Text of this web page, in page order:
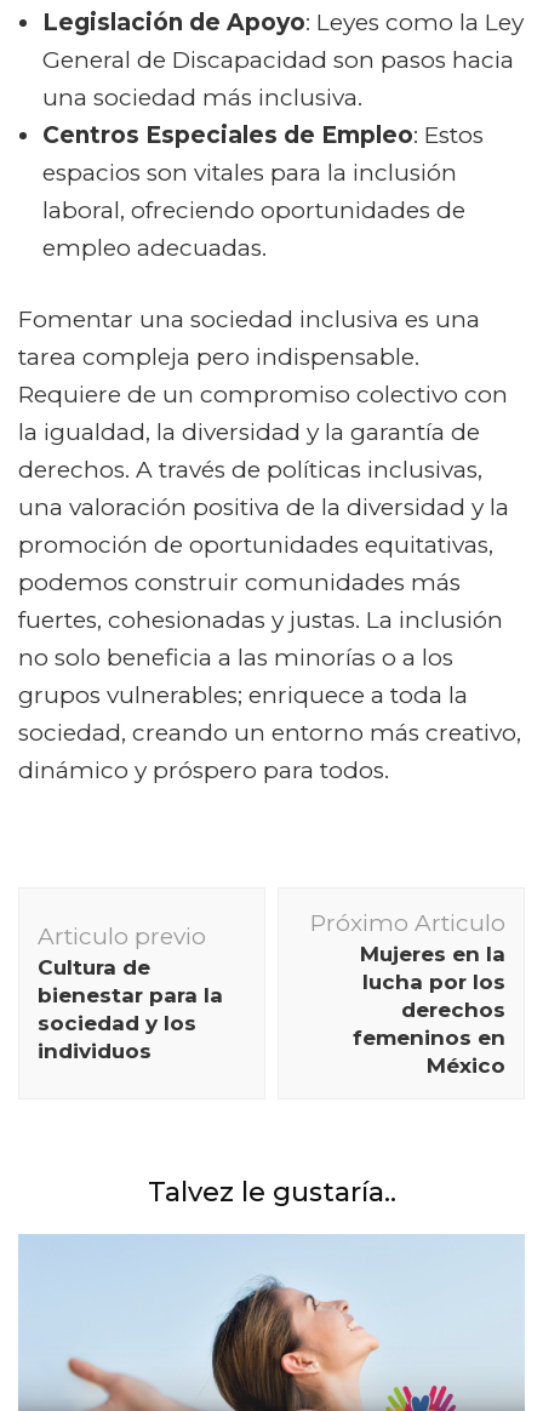
Legislación de Apoyo: Leyes como la Ley
General de Discapacidad son pasos hacia
una sociedad más inclusiva.
Centros Especiales de Empleo: Estos
espacios son vitales para la inclusión
laboral, ofreciendo oportunidades de
empleo adecuadas.
Fomentar una sociedad inclusiva es una
tarea compleja pero indispensable.
Requiere de un compromiso colectivo con
la igualdad, la diversidad y la garantía de
derechos. A través de políticas inclusivas,
una valoración positiva de la diversidad y la
promoción de oportunidades equitativas,
podemos construir comunidades más
fuertes, cohesionadas y justas. La inclusión
no solo beneficia a las minorías o a los
grupos vulnerables; enriquece a toda la
sociedad, creando un entorno más creativo,
dinámico y próspero para todos.
de
publicación
Articulo previo
Cultura de
bienestar para la
sociedad y los
individuos
Próximo Articulo
Mujeres en la
lucha por los
derechos
femeninos en
México
Talvez le gustaría..